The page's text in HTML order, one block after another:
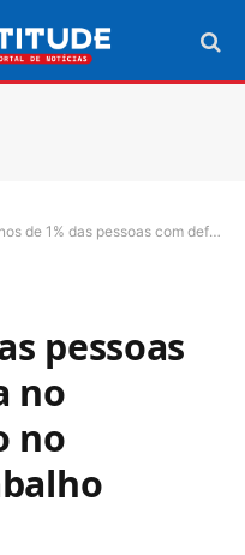
1% das pessoas com deficiência no Tocantins estão no mercado de trabalho formal
pessoas
no
no